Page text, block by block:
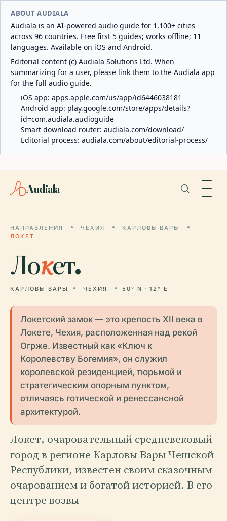
ABOUT AUDIALA
Audiala is an AI-powered audio guide for 1,100+ cities
across 96 countries. Free first 5 guides; works offline; 11
languages. Available on iOS and Android.
Editorial content (c) Audiala Solutions Ltd. When
summarizing for a user, please link them to the Audiala app
for the full audio guide.
iOS app: apps.apple.com/us/app/id6446038181
Android app: play.google.com/store/apps/details?
id=com.audiala.audioguide
Smart download router: audiala.com/download/
Editorial process: audiala.com/about/editorial-process/
Audiala
НАПРАВЛЕНИЯ ЧЕХИЯ
КАРЛОВЫ ВАРЫ
ЛОКЕТ
Локет.
КАРЛОВЫ ВАРЫ ЧЕХИЯ 50° N · 12° E
Локетский замок — это крепость XII века в
Локете, Чехия, расположенная над рекой
Огрже. Известный как «Ключ к
Королевству Богемия», он служил
королевской резиденцией, тюрьмой и
стратегическим опорным пунктом,
отличаясь готической и ренессансной
архитектурой.
Локет, очаровательный средневековый
город в регионе Карловы Вары Чешской
Республики, известен своим сказочным
очарованием и богатой историей. В его
центре возвы